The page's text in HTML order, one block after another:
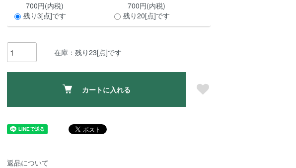
700円(内税)
残り3[点]です
700円(内税)
残り20[点]です
在庫：残り23[点]です
カートに入れる
返品について